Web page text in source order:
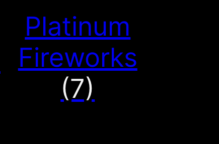
Platinum
Fireworks
(7)